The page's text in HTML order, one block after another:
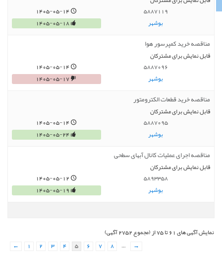
5887119
بوشهر
1405-05-14
1405-05-18
مناقصه خرید کمپرسور هوا
قابل نمایش برای مشترکان
5887096
بوشهر
1405-05-14
1405-05-17
مناقصه خرید قطعات الکترومتور
قابل نمایش برای مشترکان
5887095
بوشهر
1405-05-14
1405-05-24
مناقصه اجرای عملیات کانال آبهای سطحی
قابل نمایش برای مشترکان
5893358
بوشهر
1405-05-12
1405-05-19
نمایش آگهی های 61 تا 75 از (مجموع 2752 آگهی)
←
1 2 3 4 5 6 7 8 … →